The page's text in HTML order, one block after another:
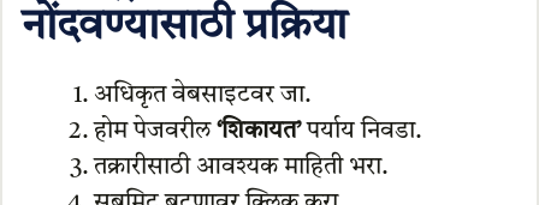
नोंदवण्यासाठी प्रक्रिया
अधिकृत वेबसाइटवर जा.
होम पेजवरील ‘शिकायत’पर्याय निवडा.
तक्रारीसाठी आवश्यक माहिती भरा.